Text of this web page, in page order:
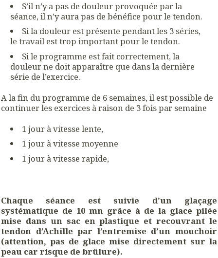
S’il n’y a pas de douleur provoquée par la
séance, il n’y aura pas de bénéfice pour le tendon.
Si la douleur est présente pendant les 3 séries,
le travail est trop important pour le tendon.
Si le programme est fait correctement, la
douleur ne doit apparaître que dans la dernière
série de l’exercice.
A la fin du programme de 6 semaines, il est possible de
continuer les exercices à raison de 3 fois par semaine
1 jour à vitesse lente,
1 jour à vitesse moyenne
1 jour à vitesse rapide,
Chaque séance est suivie d’un glaçage
systématique de 10 mn grâce à de la glace pilée
mise dans un sac en plastique et recouvrant le
tendon d’Achille par l’entremise d’un mouchoir
(attention, pas de glace mise directement sur la
peau car risque de brûlure).